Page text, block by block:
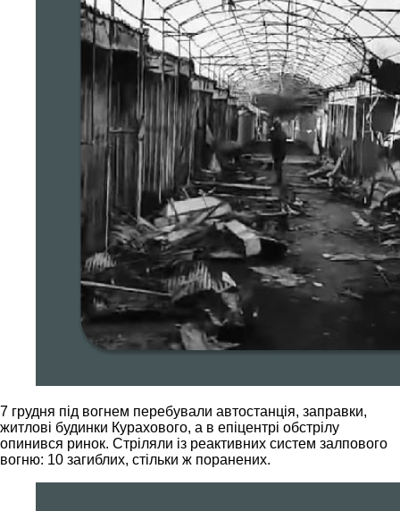
7 грудня під вогнем перебували автостанція, заправки,
житлові будинки Курахового, а в епіцентрі обстрілу
опинився ринок. Стріляли із реактивних систем залпового
вогню: 10 загиблих, стільки ж поранених.